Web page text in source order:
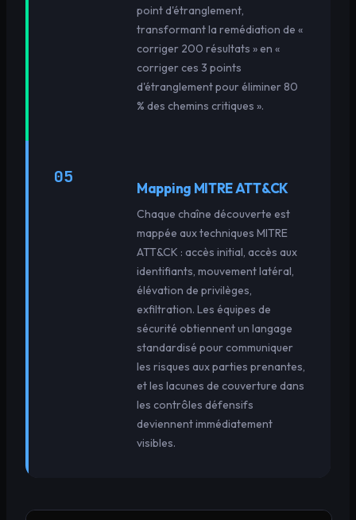
point d'étranglement,
transformant la remédiation de «
corriger 200 résultats » en «
corriger ces 3 points
d'étranglement pour éliminer 80
% des chemins critiques ».
05
Mapping MITRE ATT&CK
Chaque chaîne découverte est
mappée aux techniques MITRE
ATT&CK : accès initial, accès aux
identifiants, mouvement latéral,
élévation de privilèges,
exfiltration. Les équipes de
sécurité obtiennent un langage
standardisé pour communiquer
les risques aux parties prenantes,
et les lacunes de couverture dans
les contrôles défensifs
deviennent immédiatement
visibles.